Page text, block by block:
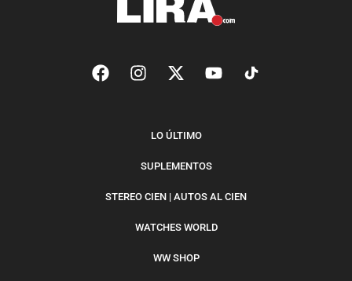
LO ÚLTIMO
SUPLEMENTOS
STEREO CIEN | AUTOS AL CIEN
WATCHES WORLD
WW SHOP